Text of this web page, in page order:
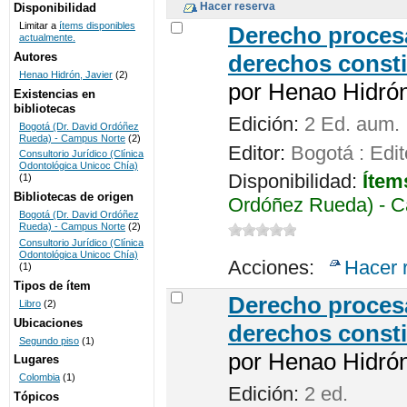
BIBLIOTECAS
UNICOC
Derecho
derechos
por Henao
Edición: 2 Ed. aum.
Editor: Bogotá :
Disponibilidad:
Ordóñez Rueda) -
Acciones: Hacer
Derecho
derechos
por Henao
Edición: 2 ed.
Disponibilidad
Limitar a ítems disponibles
actualmente.
Autores
Henao Hidrón, Javier (2)
Existencias en
bibliotecas
Bogotá (Dr. David Ordóñez
Rueda) - Campus Norte (2)
Consultorio Jurídico (Clínica
Odontológica Unicoc Chía)
(1)
Bibliotecas de origen
Bogotá (Dr. David Ordóñez
Rueda) - Campus Norte (2)
Consultorio Jurídico (Clínica
Odontológica Unicoc Chía)
(1)
Tipos de ítem
Libro (2)
Ubicaciones
Segundo piso (1)
Lugares
Colombia (1)
Tópicos